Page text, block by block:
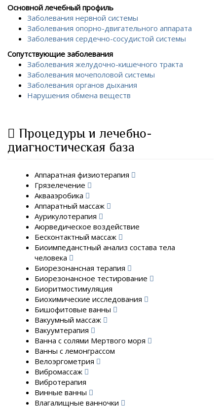
Основной лечебный профиль
Заболевания нервной системы
Заболевания опорно-двигательного аппарата
Заболевания сердечно-сосудистой системы
Сопутствующие заболевания
Заболевания желудочно-кишечного тракта
Заболевания мочеполовой системы
Заболевания органов дыхания
Нарушения обмена веществ
Процедуры и лечебно-
диагностическая база
Аппаратная физиотерапия
Грязелечение
Аквааэробика
Аппаратный массаж
Аурикулотерапия
Аюрведическое воздействие
Бесконтактный массаж
Биоимпеданстный анализ состава тела
человека
Биорезонансная терапия
Биорезонансное тестирование
Биоритмостимуляция
Биохимические исследования
Бишофитовые ванны
Вакуумный массаж
Вакуумтерапия
Ванна с солями Мертвого моря
Ванны с лемонграссом
Велоэргометрия
Вибромассаж
Вибротерапия
Винные ванны
Влагалищные ванночки